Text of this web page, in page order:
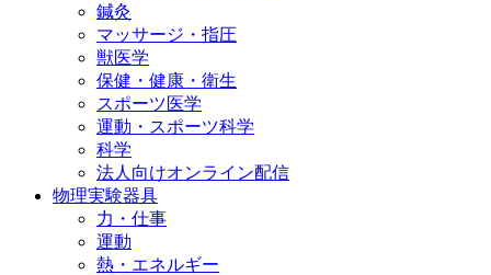
鍼灸
マッサージ・指圧
獣医学
保健・健康・衛生
スポーツ医学
運動・スポーツ科学
科学
法人向けオンライン配信
物理実験器具
力・仕事
運動
熱・エネルギー